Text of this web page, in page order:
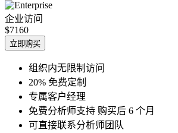
企业访问
$7160
立即购买
组织内无限制访问
20% 免费定制
专属客户经理
免费分析师支持 购买后 6 个月
可直接联系分析师团队